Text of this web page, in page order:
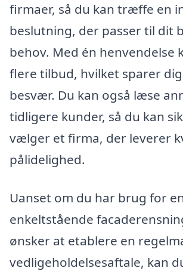
firmaer, så du kan træffe en
beslutning, der passer til dit
behov. Med én henvendelse
flere tilbud, hvilket sparer
besvær. Du kan også læse
tidligere kunder, så du kan
vælger et firma, der leverer
pålidelighed.
Uanset om du har brug for
enkeltstående
ønsker at etablere en
vedligeholdelsesaftale, kan